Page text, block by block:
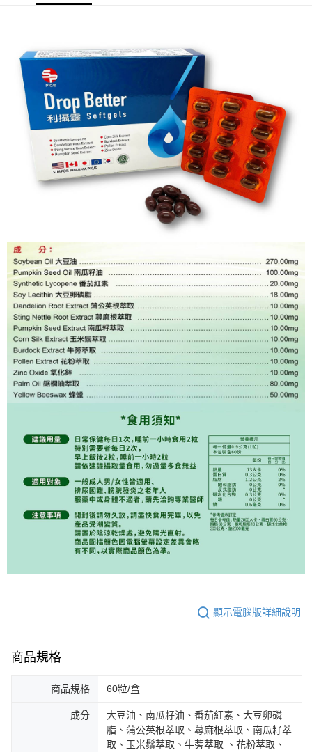
２．便利：只要手機號碼，簡訊認證，即可結帳。
１．於結帳方式選擇「AFTEE先享後付」後，將跳轉至「AFTEE先享後付」
結帳頁面，進行簡訊認證並確認金額後，即可完成結帳。
２．訂單成立數日內，您將收到繳費通知簡訊。
３．收到繳費通知簡訊後14天內，點擊此簡訊中的連結，可透過四大超商／
ATM／網路銀行／等多元方式進行付款，方視為交易完成。
※ 請注意：結帳手續完成當下不需立刻繳費，但若您需要取消訂單，請聯絡
購買商品的店家。未經商家同意取消之訂單仍視為有效，需透過AFTEE先享
後付繳納相關費用。
※ 交易是否成功請以「AFTEE先享後付 」之結帳頁面顯示為準，若有關於
是否繳費成功／繳費後需取消欲退款等相關疑問，請聯繫「AFTEE先享後付
客戶支援中心」https://netprotections.freshdesk.com/support/home
１．透過由恩沛科技股份有限公司提供之「AFTEE先享後付」服務完成之交
易，需依本服務之必要範圍內提供個人資料，並將交易相關給付款項請求債
權轉讓予恩沛科技股份有限公司。
２．關於個人資料處理事宜，請瀏覽以下網址：
https://aftee.tw/terms/#terms3
３．未成年的使用者請事先徵得法定代理人或監護人之同意方可使用
「AFTEE先享後付」，若未經同意申辦者引起之損失，本公司不負相關責
任。
４．使用「AFTEE先享後付」時，將依據個別帳號之用戶狀況，依本公司即
時審查核予不同之上限額度；若仍有額度不足之情形，本公司將視審查結果
請求用戶進行身份認證。
５．嚴禁一人註冊多個帳號或使用他人資訊註冊。若發現惡意使用之情形，
恩沛科技股份有限公司將有權停止該用戶之使用額度並採取法律行動。
每筆NT$60，滿NT$799(含以上)免運費
7-11取貨(快速到店)
每筆NT$95，滿NT$799(含以上)免運費
宅配
每筆NT$150
滿額免運宅配
每筆NT$100，滿NT$799(含以上)免運費
每筆NT$50，滿NT$299(含以上)免運費
顯示電腦版詳細說明
商品規格
商品規格 60粒/盒
成分
大豆油、南瓜籽油、番茄紅素、大豆卵磷
脂、蒲公英根萃取、蕁麻根萃取、南瓜籽萃
取、玉米鬚萃取、牛蒡萃取 、花粉萃取、